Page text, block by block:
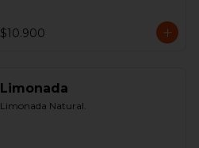
$10.900
Limonada
Limonada Natural.